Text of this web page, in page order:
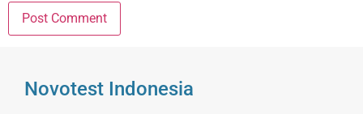
Novotest Indonesia